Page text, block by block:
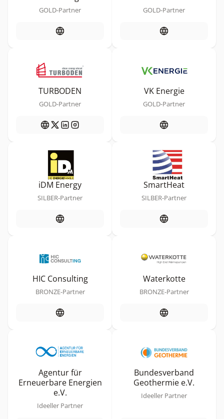
GOLD-Partner GOLD-Partner
TURBODEN
GOLD-Partner
VK Energie
GOLD-Partner
iDM Energy
SILBER-Partner
SmartHeat
SILBER-Partner
HIC Consulting
BRONZE-Partner
Waterkotte
BRONZE-Partner
Agentur für
Erneuerbare Energien
e.V.
Ideeller Partner
Bundesverband
Geothermie e.V.
Ideeller Partner